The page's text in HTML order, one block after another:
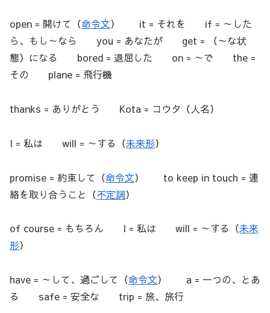
open = 開けて（命令文） it = それを if = ～した
ら、もし～なら you = あなたが get = （～な状
態）になる bored = 退屈した on = ～で the =
その plane = 飛行機
thanks = ありがとう Kota = コウタ（人名）
I = 私は will = ～する（未来形）
promise = 約束して（命令文） to keep in touch = 連
絡を取り合うこと（不定詞）
of course = もちろん I = 私は will = ～する（未来
形）
have = ～して、過ごして（命令文） a = 一つの、とあ
る safe = 安全な trip = 旅、旅行